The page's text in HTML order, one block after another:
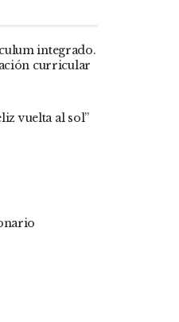
integrado.
curricular
vuelta al sol”